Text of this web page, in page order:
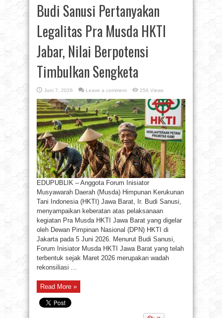
Budi Sanusi Pertanyakan
Legalitas Pra Musda HKTI
Jabar, Nilai Berpotensi
Timbulkan Sengketa
Juni 7, 2026 Leave a comment 256 Views
EDUPUBLIK – Anggota Forum Inisiator
Musyawarah Daerah (Musda) Himpunan Kerukunan
Tani Indonesia (HKTI) Jawa Barat, Ir. Budi Sanusi,
menyampaikan keberatan atas pelaksanaan
kegiatan Pra Musda HKTI Jawa Barat yang digelar
oleh Dewan Pimpinan Nasional (DPN) HKTI di
Jakarta pada 5 Juni 2026. Menurut Budi Sanusi,
Forum Inisiator Musda HKTI Jawa Barat yang telah
terbentuk sejak Maret 2026 merupakan wadah
rekonsiliasi ...
Read More »